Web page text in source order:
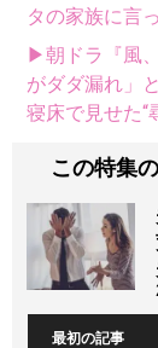
タの家族に言
▶朝ドラ『風
がダダ漏れ」
寝床で見せた“
この特集
最初の記事